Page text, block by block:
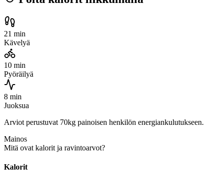
21 min
Kävelyä
10 min
Pyöräilyä
8 min
Juoksua
Arviot perustuvat 70kg painoisen henkilön energiankulutukseen.
Mainos
Mitä ovat kalorit ja ravintoarvot?
Kalorit